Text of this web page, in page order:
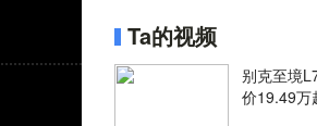
Ta的视频
别克至境
价19.49万